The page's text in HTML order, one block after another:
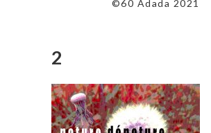
©60 Adada 2021
2